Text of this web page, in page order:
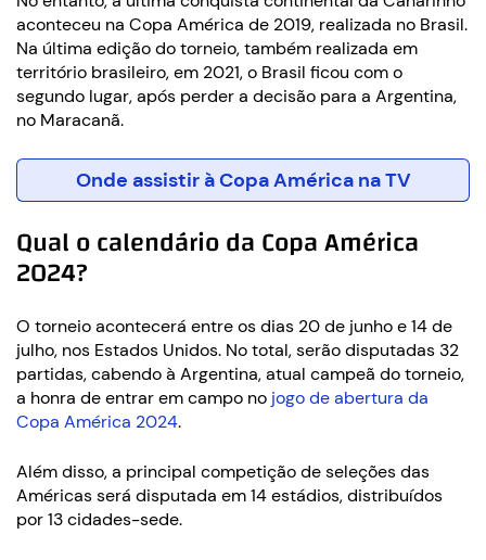
aconteceu na Copa América de 2019, realizada no Brasil.
Na última edição do torneio, também realizada em
território brasileiro, em 2021, o Brasil ficou com o
segundo lugar, após perder a decisão para a Argentina,
no Maracanã.
Onde assistir à Copa América na TV
Qual o calendário da Copa América
2024?
O torneio acontecerá entre os dias 20 de junho e 14 de
julho, nos Estados Unidos. No total, serão disputadas 32
partidas, cabendo à Argentina, atual campeã do torneio,
a honra de entrar em campo no jogo de abertura da
Copa América 2024.
Além disso, a principal competição de seleções das
Américas será disputada em 14 estádios, distribuídos
por 13 cidades-sede.